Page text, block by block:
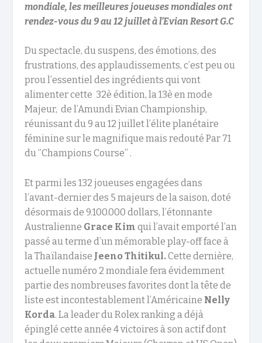
mondiale, les meilleures joueuses mondiales ont
rendez-vous du 9 au 12 juillet à l’Evian Resort G.C
Du spectacle, du suspens, des émotions, des
frustrations, des applaudissements, c’est peu ou
prou l’essentiel des ingrédients qui vont
alimenter cette 32è édition, la 13è en mode
Majeur, de l’Amundi Evian Championship,
réunissant du 9 au 12 juillet l’élite planétaire
féminine sur le magnifique mais redouté Par 71
du ‘’Champions Course’’ .
Et parmi les 132 joueuses engagées dans
l’avant-dernier des 5 majeurs de la saison, doté
désormais de 9.100.000 dollars, l’étonnante
Australienne Grace Kim qui l’avait emporté l’an
passé au terme d’un mémorable play-off face à
la Thaïlandaise Jeeno Thitikul.Cette dernière,
actuelle numéro 2 mondiale fera évidemment
partie des nombreuses favorites dont la tête de
liste est incontestablement l’Américaine Nelly
Korda. La leader du Rolex ranking a déjà
épinglé cette année 4 victoires à son actif dont